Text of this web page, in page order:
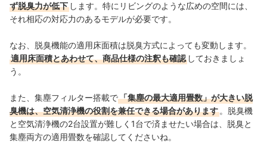
ず脱臭力が低下 します。特にリビングのような広めの空間には、
それ相応の対応力のあるモデルが必要です。
なお、脱臭機能の適⽤床⾯積は脱臭⽅式によっても変動します。
適⽤床⾯積とあわせて、商品仕様の注釈も確認 しておきましょ
う。
また、集塵フィルター搭載で「集塵の最大適用畳数」が大きい脱
臭機は、空気清浄機の役割を兼任できる場合があります。脱臭機
と空気清浄機の2台設置が難しく1台で済ませたい場合は、脱臭と
集塵両方の適用畳数を確認してくださいね。